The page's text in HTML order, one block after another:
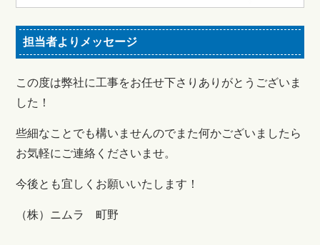
担当者よりメッセージ
この度は弊社に工事をお任せ下さりありがとうございま
した！
些細なことでも構いませんのでまた何かございましたら
お気軽にご連絡くださいませ。
今後とも宜しくお願いいたします！
（株）ニムラ 町野